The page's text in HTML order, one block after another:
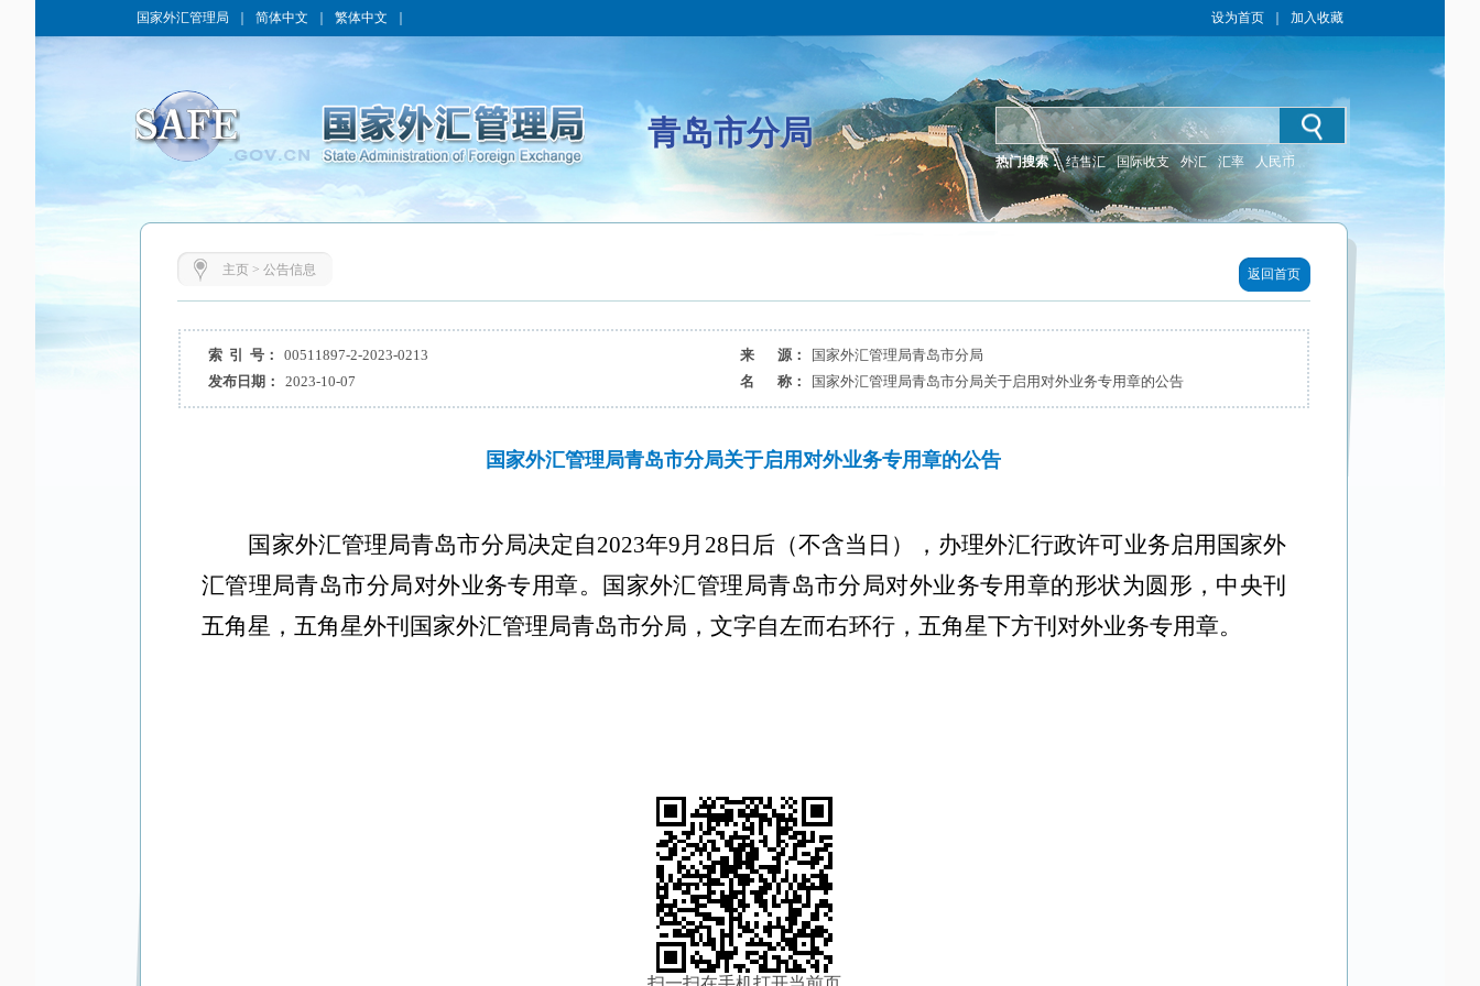
国家外汇管理局 简体中文 繁体中文 设为首页 加入收藏
青岛市分局
热门搜索： 结售汇 国际收支 外汇 汇率 人民币
主页> 公告信息 返回首页
索 引 号： 00511897-2-2023-0213 来 源：
国家外汇管理局青岛市分局
发布日期：
2023-10-07 名 称： 国家外汇管理局青岛市分局关于启用对外业务专用章的公告
国家外汇管理局青岛市分局关于启用对外业务专用章的公告
国家外汇管理局青岛市分局决定自2023年9月28日后（不含当日），办理外汇行政许可业务启用国家外
汇管理局青岛市分局对外业务专用章。国家外汇管理局青岛市分局对外业务专用章的形状为圆形，中央刊
五角星，五角星外刊国家外汇管理局青岛市分局，文字自左而右环行，五角星下方刊对外业务专用章。